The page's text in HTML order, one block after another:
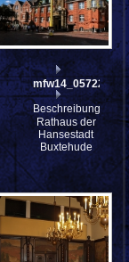
mfw14_057228st
Beschreibung:
Rathaus der
Hansestadt
Buxtehude